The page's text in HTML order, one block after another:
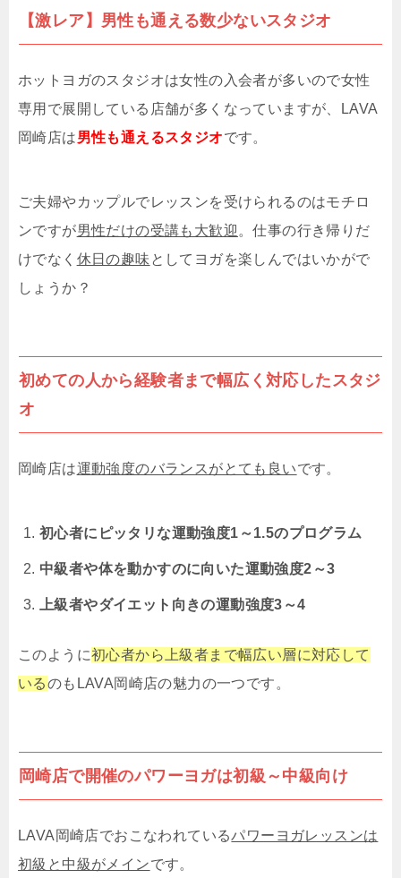
【激レア】男性も通える数少ないスタジオ
ホットヨガのスタジオは女性の入会者が多いので女性
専用で展開している店舗が多くなっていますが、
LAVA
岡崎店は男性も通えるスタジオです。
ご夫婦やカップルでレッスンを受けられるのはモチロ
ンですが男性だけの受講も大歓迎 。仕事の行き帰りだ
けでなく 休日の趣味 としてヨガを楽しんではいかがで
しょうか？
初めての人から経験者まで幅広く対応したスタジ
オ
岡崎店は運動強度のバランスがとても良いです。
初心者にピッタリな運動強度1～1.5のプログラム
中級者や体を動かすのに向いた運動強度2～3
上級者やダイエット向きの運動強度3～4
このように初心者から上級者まで幅広い層に対応して
いるのもLAVA岡崎店の魅力の一つです。
岡崎店で開催のパワーヨガは初級～中級向け
LAVA 岡崎店でおこなわれているパワーヨガレッスンは
初級と中級がメインです。